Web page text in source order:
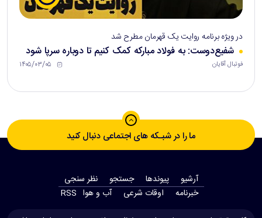
در ویژه برنامه روایت یک قهرمان مطرح شد
شفیع‌دوست: به فولاد مبارکه کمک کنیم تا دوباره سرپا شود
فوتبال آقایان ۱۴۰۵/۰۳/۰۵
ما را در شبـکه های اجتماعی دنبال کنید
آرشیو پیوندها جستجو
نظر سنجی
‫خبرنامه‬
اوقات شرعی آب و هوا RSS